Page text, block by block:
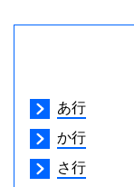
あ行
か行
さ行